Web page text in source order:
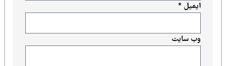
ایمیل*
وب‌ سایت